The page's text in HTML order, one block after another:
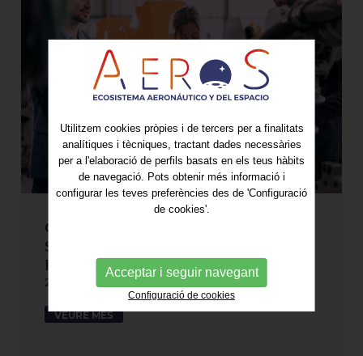
Oportunitat per als socis d’AeroS:
Space Summit for a Resilient
Future a Tolosa
21/07/2026
VEURE MÉS
Utilitzem cookies pròpies i de tercers per a finalitats
analítiques i tècniques, tractant dades necessàries
per a l'elaboració de perfils basats en els teus hàbits
de navegació. Pots obtenir més informació i
configurar les teves preferències des de 'Configuració
de cookies'.
Acceptar i seguir navegant
Configuració de cookies